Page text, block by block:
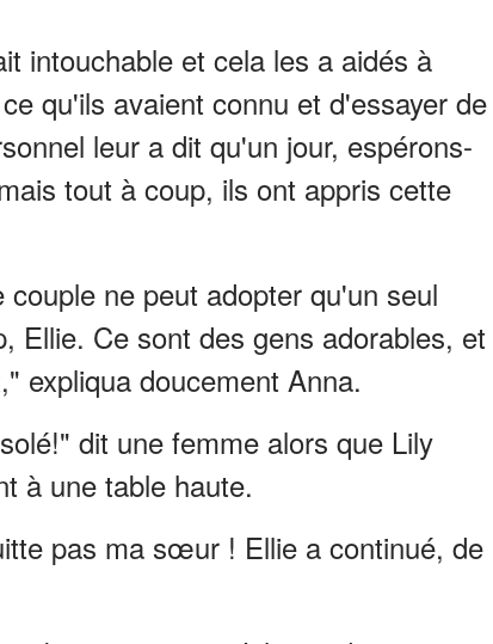
intouchable et cela les a aidés à
qu'ils avaient connu et d'essayer de
leur a dit qu'un jour, espérons-
tout à coup, ils ont appris cette
ne peut adopter qu'un seul
Ellie. Ce sont des gens adorables, et
expliqua doucement Anna.
dit une femme alors que Lily
à une table haute.
pas ma sœur ! Ellie a continué, de